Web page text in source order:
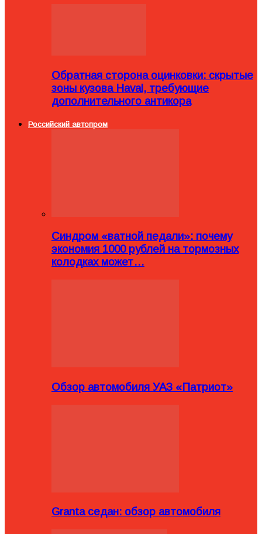
Обратная сторона оцинковки: скрытые
зоны кузова Haval, требующие
дополнительного антикора
Российский автопром
Синдром «ватной педали»: почему
экономия 1000 рублей на тормозных
колодках может…
Обзор автомобиля УАЗ «Патриот»
Granta седан: обзор автомобиля